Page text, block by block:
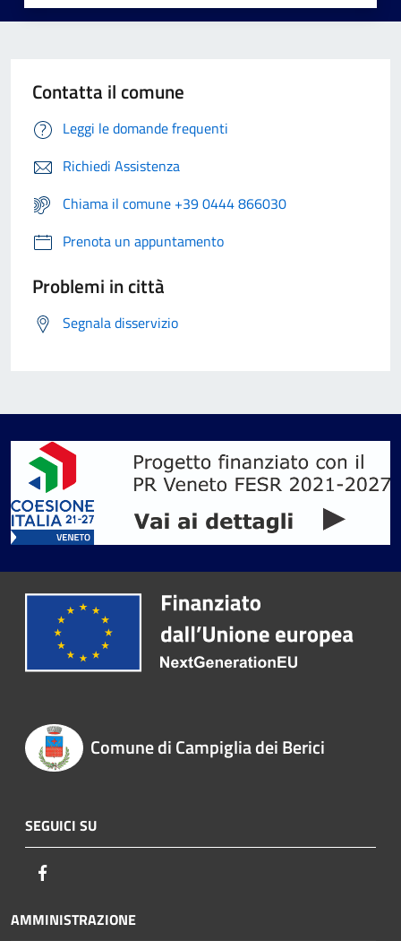
Contatta il comune
Leggi le domande frequenti
Richiedi Assistenza
Chiama il comune +39 0444 866030
Prenota un appuntamento
Problemi in città
Segnala disservizio
Comune di Campiglia dei Berici
SEGUICI SU
AMMINISTRAZIONE